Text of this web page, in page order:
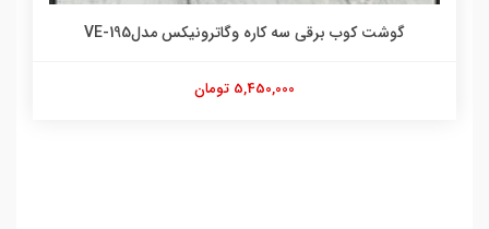
گوشت کوب برقی سه کاره وگاترونیکس مدلVE-195
5,450,000 تومان